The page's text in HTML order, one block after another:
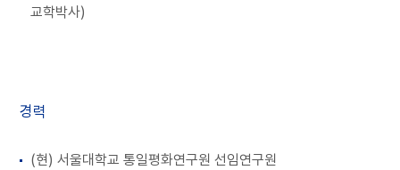
교학박사)
경력
(현) 서울대학교 통일평화연구원 선임연구원